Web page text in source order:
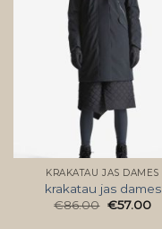
KRAKATAU JAS DAMES
krakatau jas dames
€86.00 €57.00